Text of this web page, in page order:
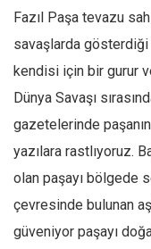
Fazıl Paşa tevazu
savaşlarda gösterdiği
kendisi için bir gurur
Dünya Savaşı
gazetelerinde
yazılara rastlıyoruz.
olan paşayı bölgede
çevresinde bulunan
güveniyor paşayı